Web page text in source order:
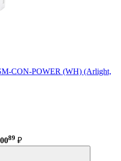
CON-POWER (WH) (Arlight,
89 ₽